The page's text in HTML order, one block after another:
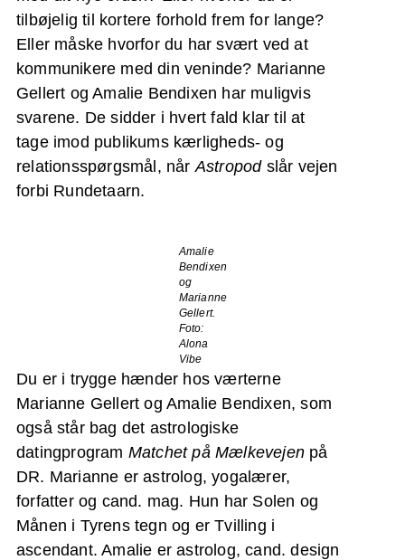
tilbøjelig til kortere forhold frem for lange?
Eller måske hvorfor du har svært ved at
kommunikere med din veninde? Marianne
Gellert og Amalie Bendixen har muligvis
svarene. De sidder i hvert fald klar til at
tage imod publikums kærligheds- og
relationsspørgsmål, når Astropod slår vejen
forbi Rundetaarn.
Amalie
Bendixen
og
Marianne
Gellert.
Foto:
Alona
Vibe
Du er i trygge hænder hos værterne
Marianne Gellert og Amalie Bendixen, som
også står bag det astrologiske
datingprogram Matchet på Mælkevejen på
DR. Marianne er astrolog, yogalærer,
forfatter og cand. mag. Hun har Solen og
Månen i Tyrens tegn og er Tvilling i
ascendant. Amalie er astrolog, cand. design